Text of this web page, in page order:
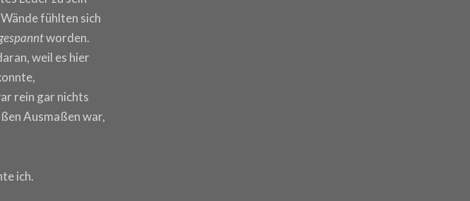
fühlten sich
worden.
weil es hier
rein gar nichts
Ausmaßen war,
ich.